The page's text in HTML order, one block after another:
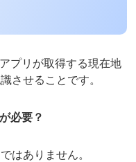
プリが取得する現在地
させることです。
必要？
はありません。